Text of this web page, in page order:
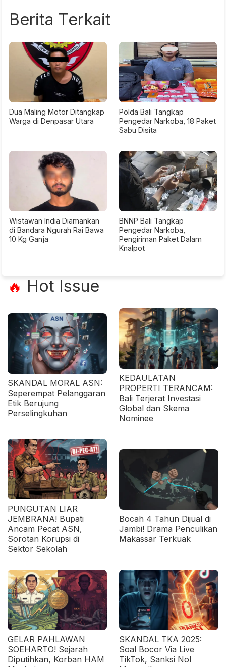
Berita Terkait
Dua Maling Motor Ditangkap
Warga di Denpasar Utara
Polda Bali Tangkap
Pengedar Narkoba, 18 Paket
Sabu Disita
Wistawan India Diamankan
di Bandara Ngurah Rai Bawa
10 Kg Ganja
BNNP Bali Tangkap
Pengedar Narkoba,
Pengiriman Paket Dalam
Knalpot
🔥 Hot Issue
SKANDAL MORAL ASN:
Seperempat Pelanggaran
Etik Berujung
Perselingkuhan
KEDAULATAN
PROPERTI TERANCAM:
Bali Terjerat Investasi
Global dan Skema
Nominee
PUNGUTAN LIAR
JEMBRANA! Bupati
Ancam Pecat ASN,
Sorotan Korupsi di
Sektor Sekolah
Bocah 4 Tahun Dijual di
Jambi! Drama Penculikan
Makassar Terkuak
GELAR PAHLAWAN
SOEHARTO! Sejarah
Diputihkan, Korban HAM
SKANDAL TKA 2025:
Soal Bocor Via Live
TikTok, Sanksi Nol